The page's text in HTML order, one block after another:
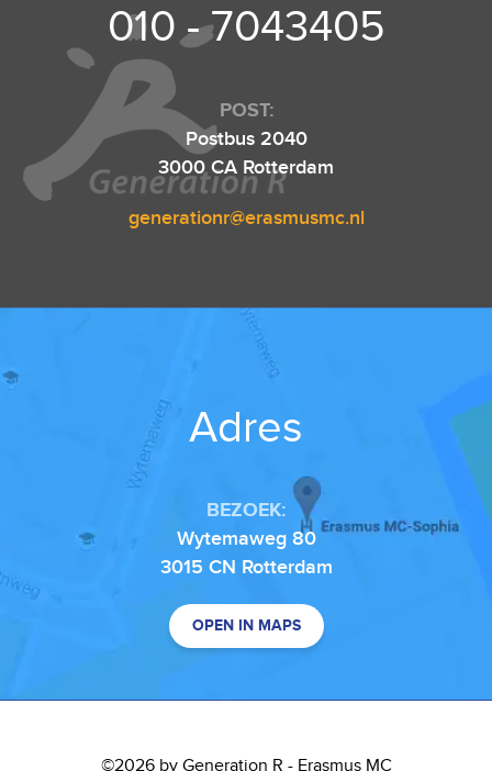
010 - 7043405
POST:
Postbus 2040
3000 CA Rotterdam
generationr@erasmusmc.nl
Adres
BEZOEK:
Wytemaweg 80
3015 CN Rotterdam
OPEN IN MAPS
©2026 by Generation R - Erasmus MC